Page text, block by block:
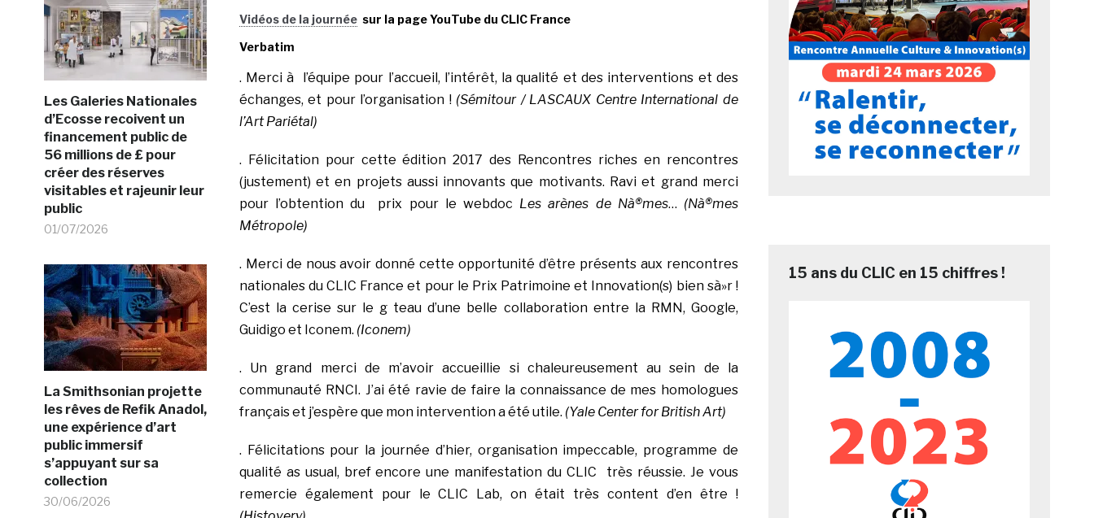
Les Galeries Nationales
d’Ecosse recoivent un
financement public de
56 millions de £ pour
créer des réserves
visitables et rajeunir leur
public
01/07/2026
La Smithsonian projette
les rêves de Refik Anadol,
une expérience d’art
public immersif
s’appuyant sur sa
collection
30/06/2026
Vidéos de la journéesur la page YouTube du CLIC France
Verbatim
. Merci à l’équipe pour l’accueil, l’intérêt, la qualité et des interventions et des
échanges, et pour l’organisation ! (Sémitour / LASCAUX Centre International de
l’Art Pariétal)
. Félicitation pour cette édition 2017 des Rencontres riches en rencontres
(justement) et en projets aussi innovants que motivants. Ravi et grand merci
pour l’obtention du prix pour le webdoc Les arènes de Nà®mes… (Nà®mes
Métropole)
. Merci de nous avoir donné cette opportunité d’être présents aux rencontres
nationales du CLIC France et pour le Prix Patrimoine et Innovation(s) bien sà»r !
C’est la cerise sur le g teau d’une belle collaboration entre la RMN, Google,
Guidigo et Iconem. (Iconem)
. Un grand merci de m’avoir accueillie si chaleureusement au sein de la
communauté RNCI. J’ai été ravie de faire la connaissance de mes homologues
français et j’espère que mon intervention a été utile. (Yale Center for British Art)
. Félicitations pour la journée d’hier, organisation impeccable, programme de
qualité as usual, bref encore une manifestation du CLIC très réussie. Je vous
remercie également pour le CLIC Lab, on était très content d’en être !
15 ans du CLIC en 15 chiffres !